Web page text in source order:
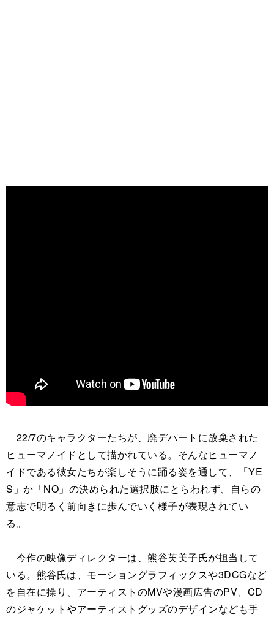
22/7のキャラクターたちが、廃デパートに放棄された
ヒューマノイドとして描かれている。そんなヒューマノ
イドである彼女たちが楽しそうに踊る姿を通して、「YE
S」か「NO」の決められた選択肢にとらわれず、自らの
意志で明るく前向きに歩んでいく様子が表現されてい
る。
今作の映像ディレクターは、熊谷芙美子氏が担当して
いる。熊谷氏は、モーショングラフィックスや3DCGなど
を自在に操り、アーティストのMVや漫画広告のPV、CD
のジャケットやアーティストグッズのデザインなども手